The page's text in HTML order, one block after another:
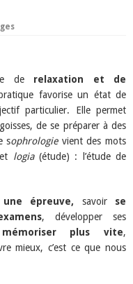
de relaxation et de
favorise un état de
particulier. Elle permet
de se préparer à des
sophrologievient des mots
logia(étude) : l’étude de
épreuve, savoir se
, développer ses
mémoriser plus vite,
mieux, c’est ce que nous